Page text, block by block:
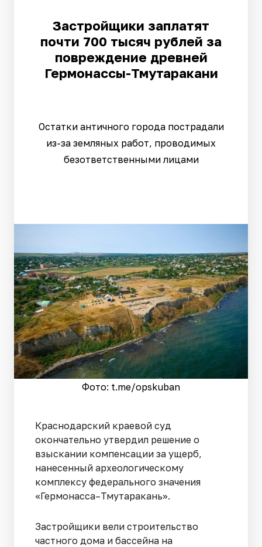
Застройщики заплатят
почти 700 тысяч рублей за
повреждение древней
Гермонассы-Тмутаракани
Остатки античного города пострадали
из-за земляных работ, проводимых
безответственными лицами
Фото: t.me/opskuban
Краснодарский краевой суд
окончательно утвердил решение о
взыскании компенсации за ущерб,
нанесенный археологическому
комплексу федерального значения
«Гермонасса–Тмутаракань».
Застройщики вели строительство
частного дома и бассейна на